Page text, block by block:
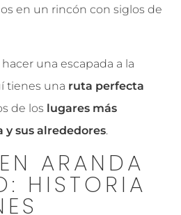
en un rincón con siglos de
una escapada a la
tienes una ruta perfecta
de los lugares más
y sus alrededores.
ARANDA
HISTORIA